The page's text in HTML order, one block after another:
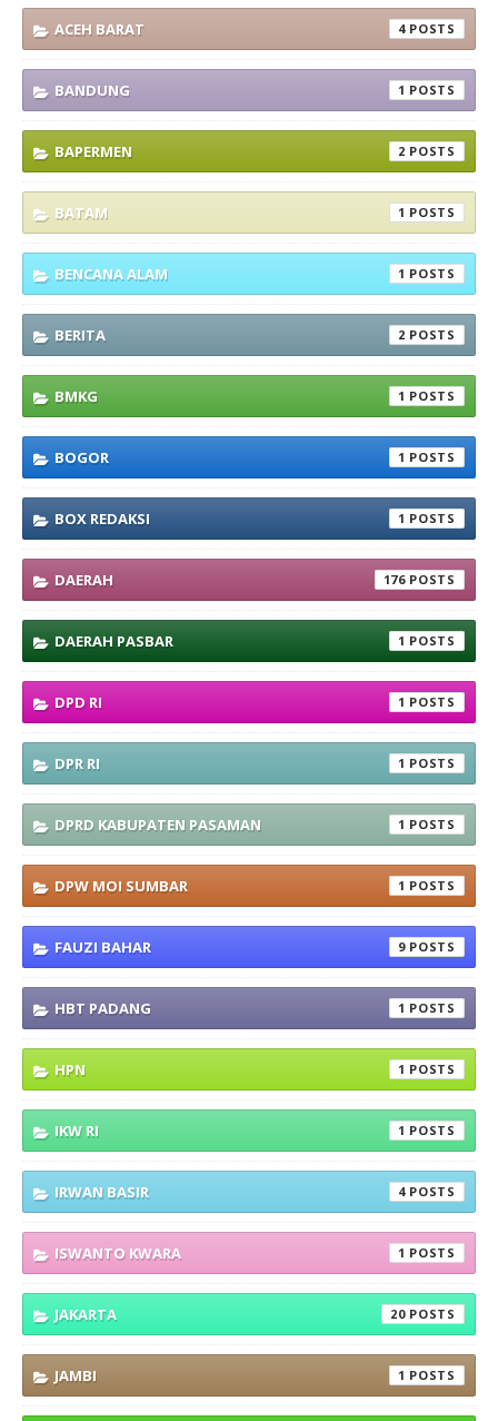
ACEH BARAT 4
BANDUNG 1
BAPERMEN 2
BATAM 1
BENCANA ALAM 1
BERITA 2
BMKG 1
BOGOR 1
BOX REDAKSI 1
DAERAH 176
DAERAH PASBAR 1
DPD RI 1
DPR RI 1
DPRD KABUPATEN PASAMAN 1
DPW MOI SUMBAR 1
FAUZI BAHAR 9
HBT PADANG 1
HPN 1
IKW RI 1
IRWAN BASIR 4
ISWANTO KWARA 1
JAKARTA 20
JAMBI 1